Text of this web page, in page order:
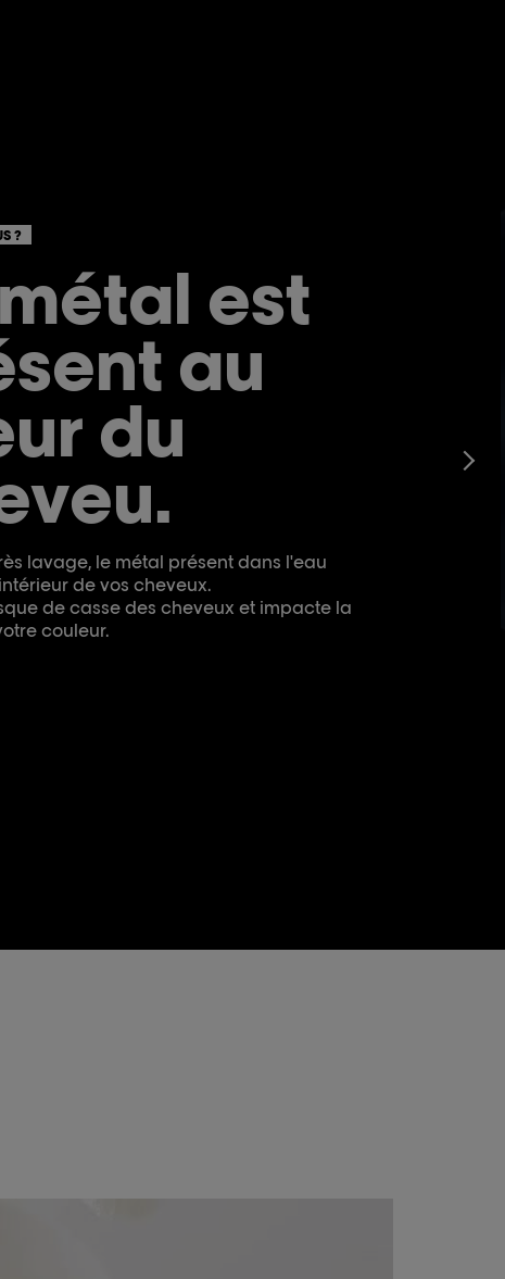
?
est
au
du
lavage, le métal présent dans l'eau
de vos cheveux.
de casse des cheveux et impacte la
couleur.